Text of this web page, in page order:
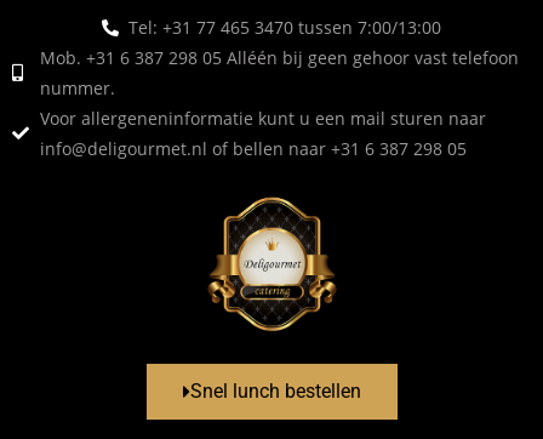
Tel: +31 77 465 3470 tussen 7:00/13:00
Mob. +31 6 387 298 05 Alléén bij geen gehoor vast telefoon
nummer.
Voor allergeneninformatie kunt u een mail sturen naar
info@deligourmet.nl of bellen naar +31 6 387 298 05
Snel lunch bestellen